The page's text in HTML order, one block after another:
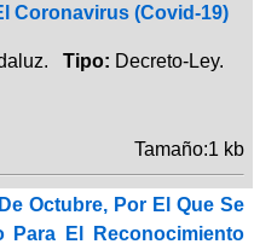
Coronavirus (Covid-19)
Tipo: Decreto-Ley.
Tamaño:1 kb
Octubre, Por El Que Se
Para El Reconocimiento